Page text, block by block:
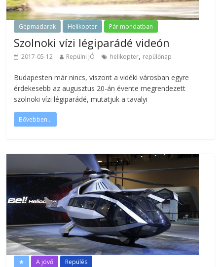
Gépmadarak Helikopter Pár mondatban
Szolnoki vízi légiparádé videón
2017-05-12 Repülni JÓ helikopter, repülőnap
Budapesten már nincs, viszont a vidéki városban egyre
érdekesebb az augusztus 20-án évente megrendezett
szolnoki vízi légiparádé, mutatjuk a tavalyi
Bővebben...
★ A jövő Repülés